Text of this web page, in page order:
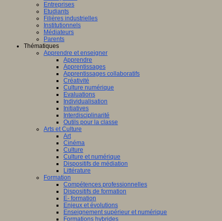
Entreprises
Etudiants
Filières industrielles
Institutionnels
Médiateurs
Parents
Thématiques
Apprendre et enseigner
Apprendre
Apprentissages
Apprentissages collaboratifs
Créativité
Culture numérique
Evaluations
Individualisation
Initiatives
Interdisciplinarité
Outils pour la classe
Arts et Culture
Art
Cinéma
Culture
Culture et numérique
Dispositifs de médiation
Littérature
Formation
Compétences professionnelles
Dispositifs de formation
E- formation
Enjeux et évolutions
Enseignement supérieur et numérique
Formations hybrides